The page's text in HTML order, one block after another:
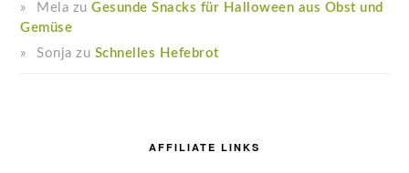
Mela zuGesunde Snacks für Halloween aus Obst und
Gemüse
Sonja zu Schnelles Hefebrot
AFFILIATE LINKS